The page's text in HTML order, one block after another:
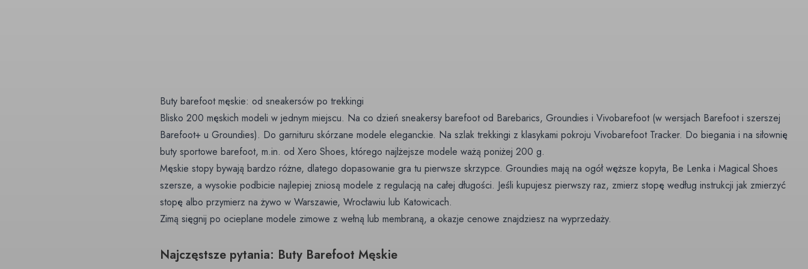
Buty barefoot męskie: od sneakersów po trekkingi
Blisko 200 męskich modeli w jednym miejscu. Na co dzień sneakersy barefootod Barebarics, Groundies i Vivobarefoot (w wersjach Barefoot i szerszej
Barefoot+ u Groundies). Do garnituru skórzane modele eleganckie. Na szlak trekkingi z klasykami pokroju Vivobarefoot Tracker. Do biegania i na siłownię
buty sportowe barefoot, m.in. od Xero Shoes, którego najlżejsze modele ważą poniżej 200 g.
Męskie stopy bywają bardzo różne, dlatego dopasowanie gra tu pierwsze skrzypce. Groundies mają na ogół węższe kopyta, Be Lenka i Magical Shoes
szersze, a wysokie podbicie najlepiej zniosą modele z regulacją na całej długości. Jeśli kupujesz pierwszy raz, zmierz stopę według instrukcji jak zmierzyć
stopę albo przymierz na żywo w Warszawie, Wrocławiu lub Katowicach.
Zimą sięgnij po ocieplane modele zimowe z wełną lub membraną, a okazje cenowe znajdziesz na wyprzedaży.
Najczęstsze pytania: Buty Barefoot Męskie